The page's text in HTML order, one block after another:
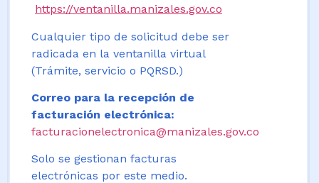
https://ventanilla.manizales.gov.co
Cualquier tipo de solicitud debe ser
radicada en la ventanilla virtual
(Trámite, servicio o PQRSD.)
Correo para la recepción de
facturación electrónica:
facturacionelectronica@manizales.gov.co
Solo se gestionan facturas
electrónicas por este medio.